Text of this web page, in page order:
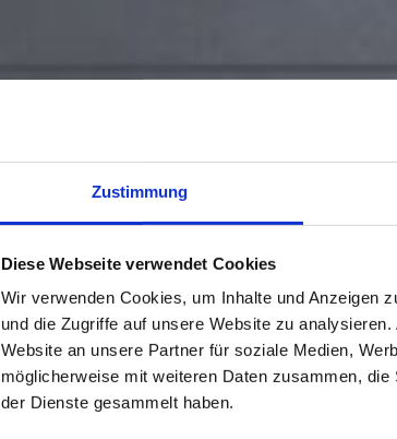
Zustimmung
Diese Webseite verwendet Cookies
Wir verwenden Cookies, um Inhalte und Anzeigen
und die Zugriffe auf unsere Website zu
Website an unsere Partner für soziale Medien,
möglicherweise mit weiteren Daten zusammen,
der Dienste gesammelt haben.